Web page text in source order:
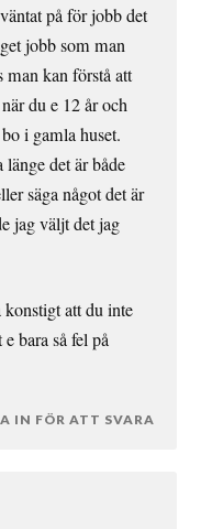
på för jobb det
jobb som man
kan förstå att
du e 12 år och
i gamla huset.
det är både
säga något det är
jag väljt det jag
konstigt att du inte
bara så fel på
IN FÖR ATT SVARA